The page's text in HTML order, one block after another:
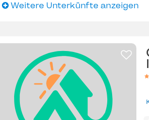
Weitere Unterkünfte anzeigen